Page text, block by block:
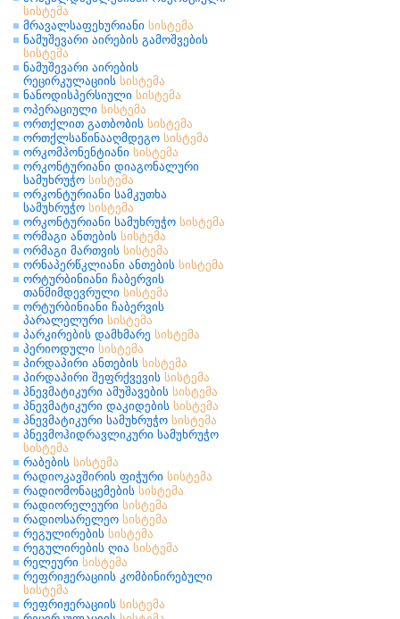
სისტემა
მრავალსაფეხურიანი სისტემა
ნამუშევარი აირების გამოშვების
სისტემა
ნამუშევარი აირების
რეცირკულაციის სისტემა
ნანოდისპერსიული სისტემა
ოპერაციული სისტემა
ორთქლით გათბობის სისტემა
ორთქლსაწინააღმდეგო სისტემა
ორკომპონენტიანი სისტემა
ორკონტურიანი დიაგონალური
სამუხრუჭო სისტემა
ორკონტურიანი სამკუთხა
სამუხრუჭო სისტემა
ორკონტურიანი სამუხრუჭო სისტემა
ორმაგი ანთების სისტემა
ორმაგი მართვის სისტემა
ორნაპერწკლიანი ანთების სისტემა
ორტურბინიანი ჩაბერვის
თანმიმდევრული სისტემა
ორტურბინიანი ჩაბერვის
პარალელური სისტემა
პარკირების დამხმარე სისტემა
პერიოდული სისტემა
პირდაპირი ანთების სისტემა
პირდაპირი შეფრქვევის სისტემა
პნევმატიკური ამუშავების სისტემა
პნევმატიკური დაკიდების სისტემა
პნევმატიკური სამუხრუჭო სისტემა
პნევმოჰიდრავლიკური სამუხრუჭო
სისტემა
რაბების სისტემა
რადიოკავშირის ფიჭური სისტემა
რადიომონაცემების სისტემა
რადიორელეური სისტემა
რადიოსარელეო სისტემა
რეგულირების სისტემა
რეგულირების ღია სისტემა
რელეური სისტემა
რეფრიჟერაციის კომბინირებული
სისტემა
რეფრიჟერაციის სისტემა